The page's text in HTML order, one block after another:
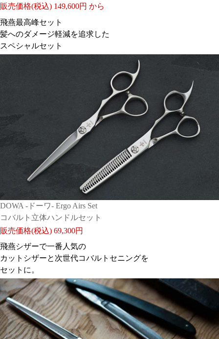
販売価格(税込) 149,600円 から
飛燕最高峰セット
髪へのダメージ軽減を追求した
スペシャルセット
DOWA -ドーワ- Ergo Airs Set
コバルト立体ハンドルセット
販売価格(税込) 69,300円
飛燕シザーで一番人気の
カットシザーと次世代コバルトセニングを
セットに。